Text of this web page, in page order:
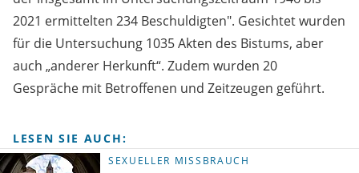
2021 ermittelten 234 Beschuldigten". Gesichtet wurden
für die Untersuchung 1035 Akten des Bistums, aber
auch „anderer Herkunft“. Zudem wurden 20
Gespräche mit Betroffenen und Zeitzeugen geführt.
LESEN SIE AUCH:
SEXUELLER MISSBRAUCH